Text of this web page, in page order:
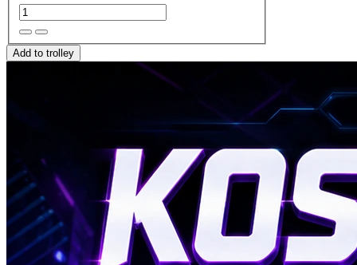
Add to trolley